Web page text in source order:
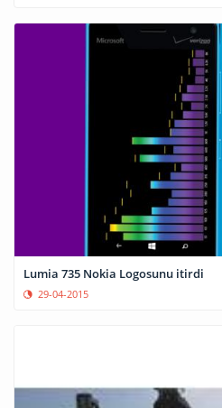
Lumia 735 Nokia Logosunu itirdi
29-04-2015